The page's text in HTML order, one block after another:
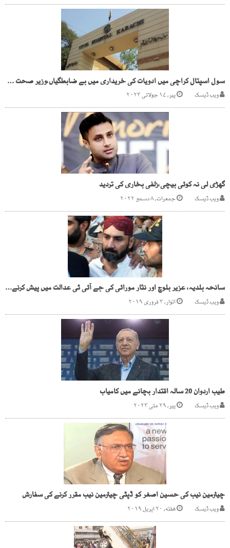
سول اسپتال کراچی میں ادویات کی خریداری میں بے ضابطگیاں،وزیر صحت لاعلم
ویب ڈیسک پیر, ۱۷ جولائی ۲۰۲۳
گھڑی لی نہ کوئی بیچی،زلفی بخاری کی تردید
ویب ڈیسک جمعرات, ۸ دسمبر ۲۰۲۲
سانحہ بلدیہ، عزیر بلوچ اور نثار مورائی کی جے آئی ٹی عدالت میں پیش کرنے کی ہدایت
ویب ڈیسک اتوار, ۳ فروری ۲۰۱۹
طیب اردوان 20 سالہ اقتدار بچانے میں کامیاب
ویب ڈیسک پیر, ۲۹ مئی ۲۰۲۳
چیئرمین نیب کی حسین اصغر کو ڈپٹی چیئرمین نیب مقرر کرنے کی سفارش
ویب ڈیسک هفته, ۲۰ اپریل ۲۰۱۹